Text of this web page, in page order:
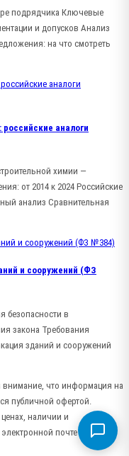
подрядчика Ключевые
и допусков Анализ
на что смотреть
аналоги
химии —
от 2014 к 2024 Российские
анализ Сравнительная
и сооружений (ФЗ
безопасности в
закона Требования
зданий и сооружений
что информация на
публичной офертой.
наличии и
почте